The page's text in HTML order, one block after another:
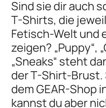
Sind sie dir auch
T-Shirts, die
Fetisch-Welt und
zeigen? „Puppy“,
„Sneaks“ steht
der T-Shirt-Brust.
dem GEAR-Shop
kannst du aber